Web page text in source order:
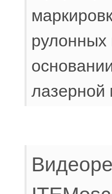
рулонных
лазерной